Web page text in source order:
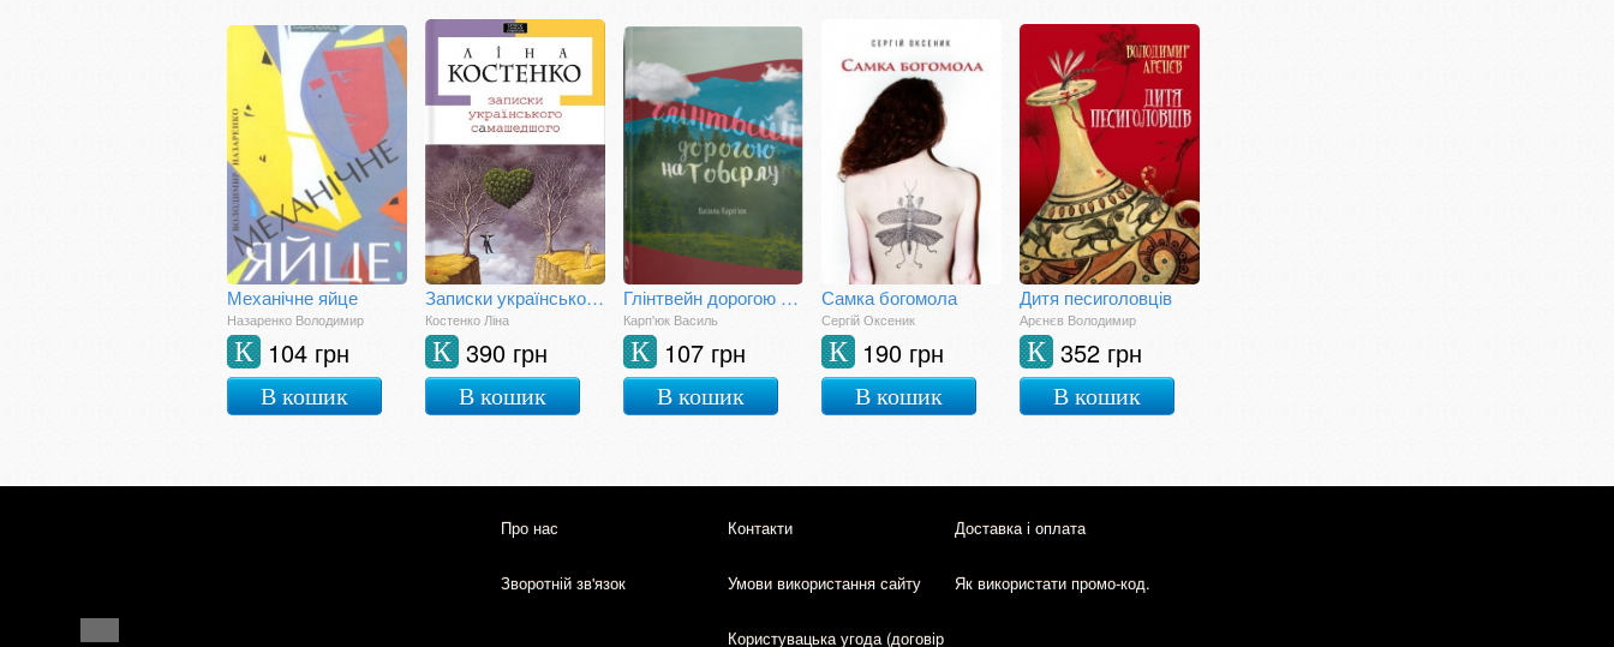
Механічне яйце
Назаренко Володимир
104 грн
К
В кошик
Записки українського самашедшого
Костенко Ліна
390 грн
К
В кошик
Глінтвейн дорогою на Говерлу
Карп'юк Василь
107 грн
К
В кошик
Самка богомола
Сергій Оксеник
190 грн
К
В кошик
Дитя песиголовців
Арєнєв Володимир
352 грн
К
В кошик
Про нас Контакти Доставка і оплата
Зворотній зв'язок Умови використання сайту Як використати промо-код.
Користувацька угода (договір